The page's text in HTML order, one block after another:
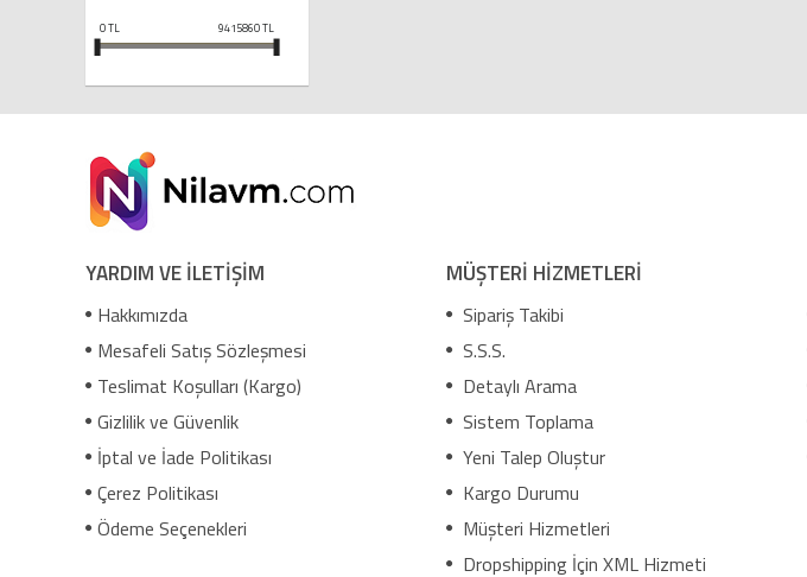
0TL 9415860TL
YARDIM VE İLETİŞİM
Hakkımızda
Mesafeli Satış Sözleşmesi
Teslimat Koşulları (Kargo)
Gizlilik ve Güvenlik
İptal ve İade Politikası
Çerez Politikası
Ödeme Seçenekleri
MÜŞTERİ HİZMETLERİ
Sipariş Takibi
S.S.S.
Detaylı Arama
Sistem Toplama
Yeni Talep Oluştur
Kargo Durumu
Müşteri Hizmetleri
Dropshipping İçin XML Hizmeti